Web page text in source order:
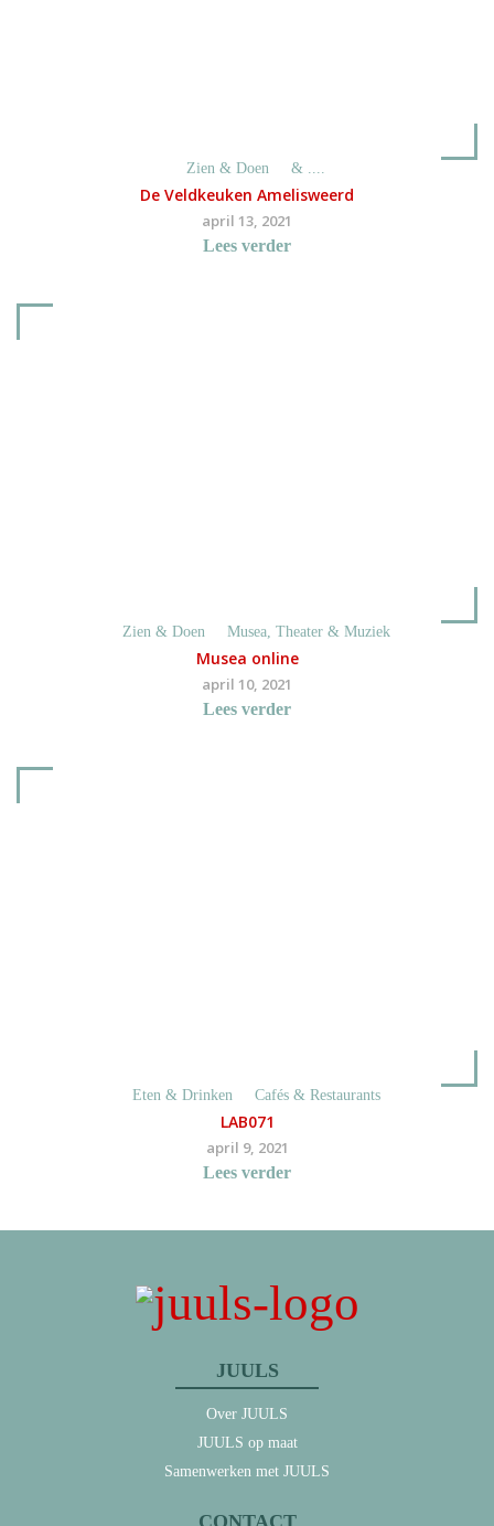
Zien & Doen & ....
De Veldkeuken Amelisweerd
april 13, 2021
Lees verder
Zien & Doen Musea, Theater & Muziek
Musea online
april 10, 2021
Lees verder
Eten & Drinken Cafés & Restaurants
LAB071
april 9, 2021
Lees verder
JUULS
Over JUULS
JUULS op maat
Samenwerken met JUULS
CONTACT